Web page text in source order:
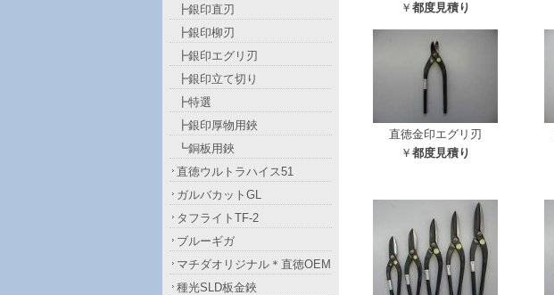
￥ 都度見積り
直徳金印エグリ刃
￥ 都度見積り
┣銀印直刃
┣銀印柳刃
┣銀印エグリ刃
┣銀印立て切り
┣特選
┣銀印厚物用鋏
┗銅板用鋏
直徳ウルトラハイス51
ガルバカットGL
タフライトTF-2
ブルーギガ
マチダオリジナル＊直徳OEM
種光SLD板金鋏